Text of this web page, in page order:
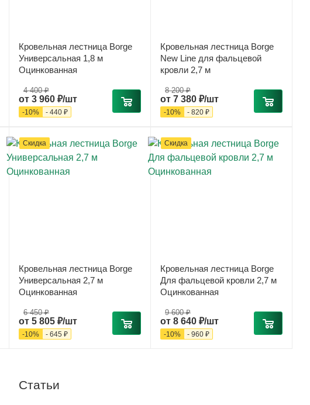
Кровельная лестница Borge
Универсальная 1,8 м
Оцинкованная
от 3 960 ₽/шт
4 400 ₽
-10% - 440 ₽
Кровельная лестница Borge
New Line для фальцевой
кровли 2,7 м
от 7 380 ₽/шт
8 200 ₽
-10% - 820 ₽
Скидка
Кровельная лестница Borge
Универсальная 2,7 м
Оцинкованная
от 5 805 ₽/шт
6 450 ₽
-10% - 645 ₽
Скидка
Кровельная лестница Borge
Для фальцевой кровли 2,7 м
Оцинкованная
от 8 640 ₽/шт
9 600 ₽
-10% - 960 ₽
Статьи